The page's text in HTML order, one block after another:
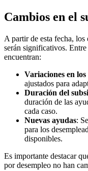
Cambios en el
A partir de esta fecha,
serán significativos.
encuentran:
Variaciones en los
ajustados para
Duración del
duración de las
cada caso.
Nuevas ayudas:
para los
disponibles.
Es importante destacar
por desempleo no han